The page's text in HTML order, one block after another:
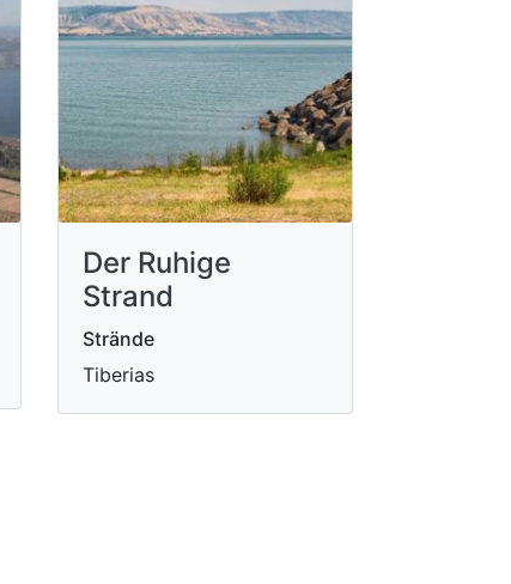
Der Ruhige
Strand
Strände
Tiberias